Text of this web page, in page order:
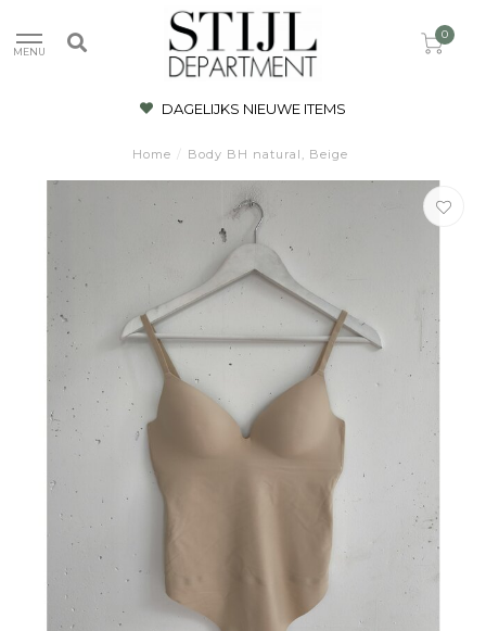
MENU
0
DAGELIJKS NIEUWE ITEMS
Home / Body BH natural, Beige